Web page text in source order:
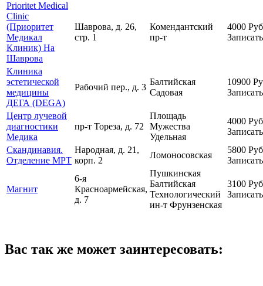
Prioritet Medical
Clinic
(Приоритет
Медикал
Клиник) На
Шаврова
Шаврова, д. 26,
стр. 1
Комендантский
пр-т
4000
Клиника
эстетической
медицины
ДЕГА (DEGA)
Рабочий пер., д. 3
Балтийская
Садовая
10900
Центр лучевой
диагностики
Медика
пр-т Тореза, д. 72
Площадь
Мужества
Удельная
4000
Скандинавия.
Отделение МРТ
Народная, д. 21,
корп. 2
Ломоносовская
5800
Магнит
6-я
Красноармейская,
д. 7
Пушкинская
Балтийская
Технологический
ин-т Фрунзенская
3100
Вас так же может заинтересовать: